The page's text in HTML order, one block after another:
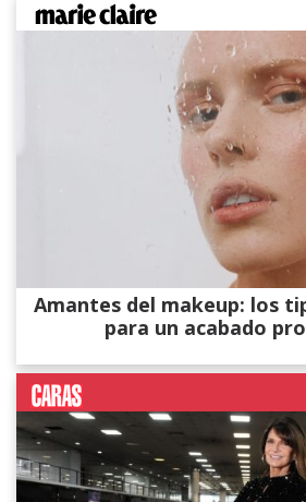
Amantes del makeup: los
para un acabado